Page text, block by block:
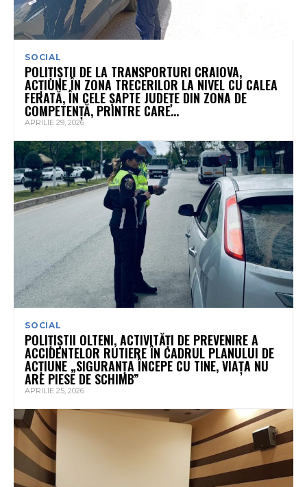
SOCIAL
POLIȚIȘTII DE LA TRANSPORTURI CRAIOVA,
ACȚIUNE ÎN ZONA TRECERILOR LA NIVEL CU CALEA
FERATĂ, ÎN CELE ȘAPTE JUDEȚE DIN ZONA DE
COMPETENȚĂ, PRINTRE CARE...
APRILIE 29, 2026
SOCIAL
POLIȚIȘTII OLTENI, ACTIVITĂȚI DE PREVENIRE A
ACCIDENTELOR RUTIERE ÎN CADRUL PLANULUI DE
ACȚIUNE „SIGURANȚA ÎNCEPE CU TINE, VIAȚA NU
ARE PIESE DE SCHIMB”
APRILIE 25, 2026